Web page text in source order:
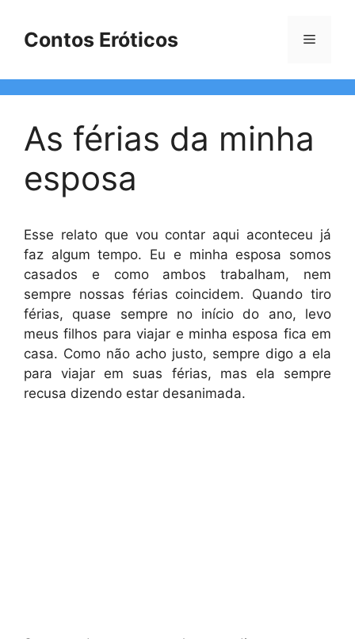
Contos Eróticos Menu
As férias da minha
esposa
Esse relato que vou contar aqui aconteceu já
faz algum tempo. Eu e minha esposa somos
casados e como ambos trabalham, nem
sempre nossas férias coincidem. Quando tiro
férias, quase sempre no início do ano, levo
meus filhos para viajar e minha esposa fica em
casa. Como não acho justo, sempre digo a ela
para viajar em suas férias, mas ela sempre
recusa dizendo estar desanimada.